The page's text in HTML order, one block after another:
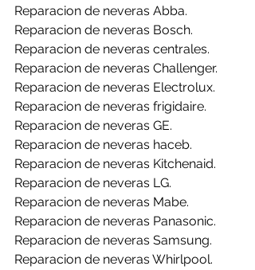
Reparacion de neveras Abba.
Reparacion de neveras Bosch.
Reparacion de neveras centrales.
Reparacion de neveras Challenger.
Reparacion de neveras Electrolux.
Reparacion de neveras frigidaire.
Reparacion de neveras GE.
Reparacion de neveras haceb.
Reparacion de neveras Kitchenaid.
Reparacion de neveras LG.
Reparacion de neveras Mabe.
Reparacion de neveras Panasonic.
Reparacion de neveras Samsung.
Reparacion de neveras Whirlpool.